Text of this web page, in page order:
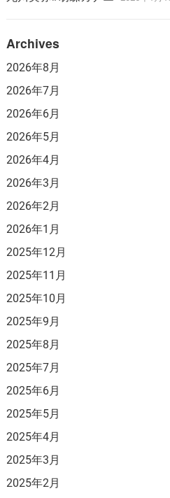
Archives
2026年8月
2026年7月
2026年6月
2026年5月
2026年4月
2026年3月
2026年2月
2026年1月
2025年12月
2025年11月
2025年10月
2025年9月
2025年8月
2025年7月
2025年6月
2025年5月
2025年4月
2025年3月
2025年2月